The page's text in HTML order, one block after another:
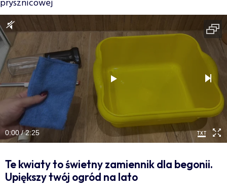
prysznicowej
0:00 / 2:25
Te kwiaty to świetny zamiennik dla begonii.
Upiększy twój ogród na lato